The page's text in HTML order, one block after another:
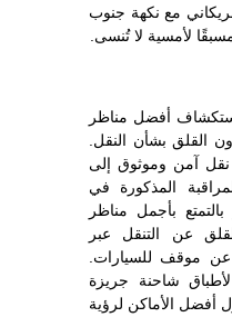
مع نكهة جنوب
لأمسية لا تُنسى.
أفضل مناظر
القلق بشأن النقل.
نقل آمن وموثوق إلى
المذكورة في
بأجمل مناظر
عن التنقل عبر
عن موقف للسيارات.
شاحنة جريزة
أفضل الأماكن لرؤية